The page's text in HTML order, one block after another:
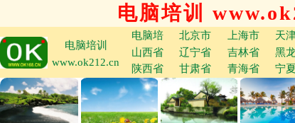
电脑培训
电脑培训
www.ok212.cn
电脑培 北京市 上海市 天
山西省
辽宁省 吉林省 黑
陕西省
甘肃省 青海省 宁